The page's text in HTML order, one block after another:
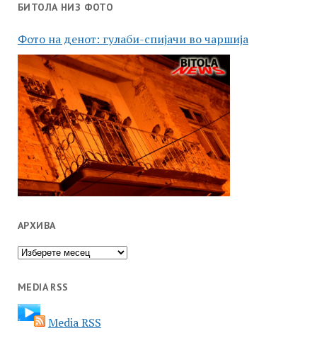
БИТОЛА НИЗ ФОТО
Фото на денот: гулаби-спијачи во чаршија
АРХИВА
Архива
MEDIA RSS
Media RSS